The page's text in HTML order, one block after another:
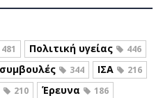
481 Πολιτική υγείας 446
συμβουλές 344 ΙΣΑ 216
210 Έρευνα 186